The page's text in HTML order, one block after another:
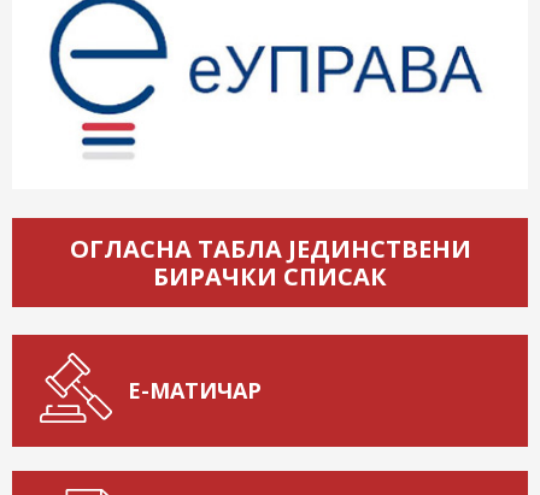
ОГЛАСНА ТАБЛА ЈЕДИНСТВЕНИ
БИРАЧКИ СПИСАК
Е-МАТИЧАР